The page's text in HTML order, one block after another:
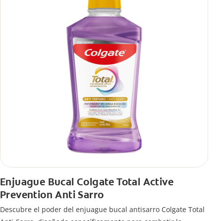
Enjuague Bucal Colgate Total Active
Prevention Anti Sarro
Descubre el poder del enjuague bucal antisarro Colgate Total